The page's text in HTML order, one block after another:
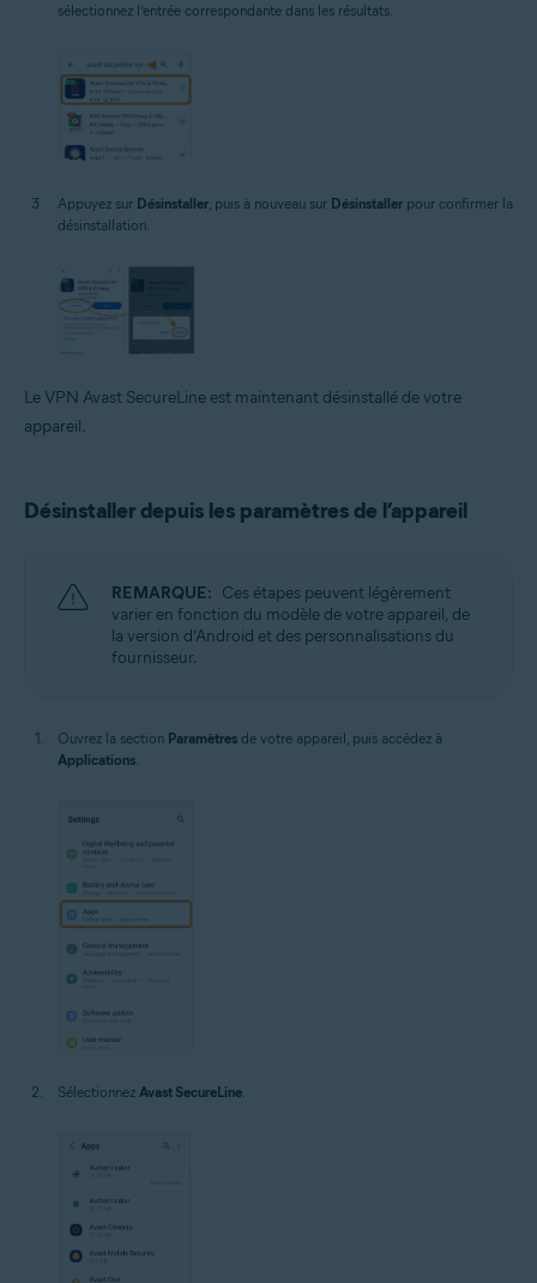
sélectionnez l’entrée correspondante dans les résultats.
Appuyez sur Désinstaller, puis à nouveau sur Désinstaller pour confirmer la
désinstallation.
Le VPN Avast SecureLine est maintenant désinstallé de votre
appareil.
Désinstaller depuis les paramètres de l’appareil
REMARQUE: Ces étapes peuvent légèrement
varier en fonction du modèle de votre appareil, de
la version d’Android et des personnalisations du
fournisseur.
Ouvrez la section Paramètres de votre appareil, puis accédez à
Applications
Sélectionnez Avast SecureLine.